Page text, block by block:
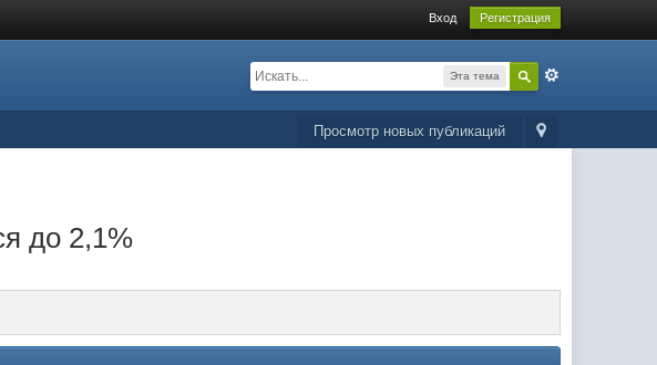
Вход Регистрация
Эта тема
Просмотр новых публикаций
до 2,1%